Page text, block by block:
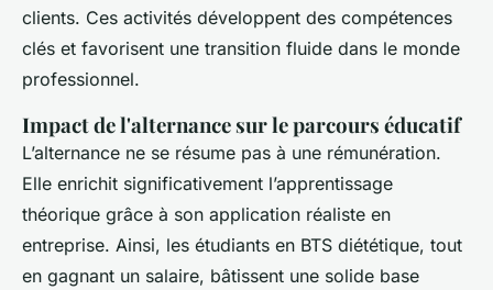
clients. Ces activités développent des compétences
clés et favorisent une transition fluide dans le monde
professionnel.
Impact de l'alternance sur le parcours éducatif
L’alternance ne se résume pas à une rémunération.
Elle enrichit significativement l’apprentissage
théorique grâce à son application réaliste en
entreprise. Ainsi, les étudiants en BTS diététique, tout
en gagnant un salaire, bâtissent une solide base